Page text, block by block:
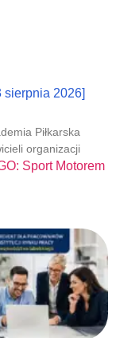
sierpnia 2026]
Piłkarska
organizacji
Sport Motorem